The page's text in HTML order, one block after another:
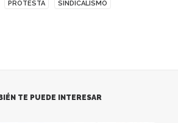
PROTESTA SINDICALISMO
TE PUEDE INTERESAR